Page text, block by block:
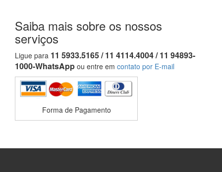
Saiba mais sobre os nossos
serviços
Ligue para 11 5933.5165 / 11 4114.4004 / 11 94893-
1000-WhatsApp ou entre em contato por E-mail
Forma de Pagamento